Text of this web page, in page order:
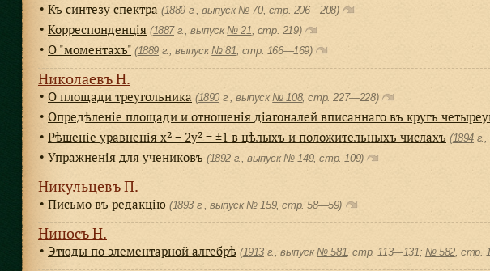
● Къ синтезу спектра (1889 г., выпуск№ 70, cтр. 206—208)
● Корреспонденцiя (1887г., выпуск№ 21, cтр. 219)
● О "моментахъ" (1889 г., выпуск№ 81, cтр. 166—169)
Николаевъ Н.
● О площади треугольника (1890 г., выпуск№ 108, cтр. 227—228)
● Опредѣленiе площади и отношенiя дiагоналей вписаннаго въ кругъ
● Рѣшенiе уравненiя x² − 2y² = ±1 в цѣлыхъ и положительныхъ числахъ (1894
● Упражненiя для учениковъ (1892 г., выпуск№ 149, cтр. 109)
Никульцевъ П.
● Письмо въ редакцію (1893 г., выпуск№ 159, cтр. 58—59)
Ниносъ Н.
● Этюды по элементарной алгебрѣ (1913 г., выпуск№ 581, cтр. 113—131; № 582, cтр.